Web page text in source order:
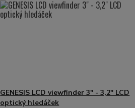
GENESIS LCD viewfinder 3" - 3,2" LCD
optický hledáček